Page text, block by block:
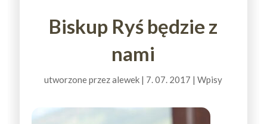
Biskup Ryś będzie z
nami
utworzone przezalewek | 7. 07. 2017 |Wpisy